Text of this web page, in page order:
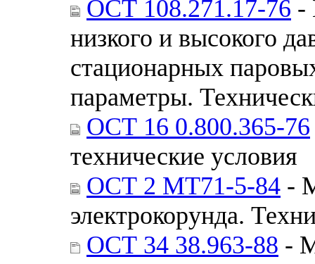
ОСТ 108.271.17-76 -
низкого и высокого
стационарных
параметры.
ОСТ 16 0.800.365-76
технические условия
ОСТ 2 МТ71-5-84 -
электрокорунда.
ОСТ 34 38.963-88 -